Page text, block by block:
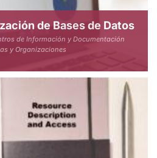
de Bases de Datos
de Información y Documentación
y Organizaciones